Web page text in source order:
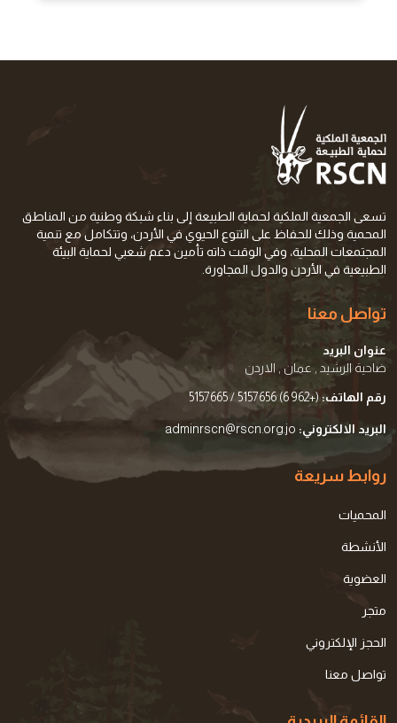
تسعى الجمعية الملكية لحماية الطبيعة إلى بناء شبكة وطنية من المناطق
المحمية وذلك للحفاظ على التنوع الحيوي في الأردن، وتتكامل مع تنمية
المجتمعات المحلية، وفي الوقت ذاته تأمين دعم شعبي لحماية البيئة
الطبيعية في الأردن والدول المجاورة.
تواصل معنا
عنوان البريد
ضاحية الرشيد , عمان , الاردن
رقم الهاتف: (+962 6) 5157656 / 5157665
البريد الالكتروني: adminrscn@rscn.org.jo
روابط سريعة
المحميات
الأنشطة
العضوية
متجر
الحجز الإلكتروني
تواصل معنا